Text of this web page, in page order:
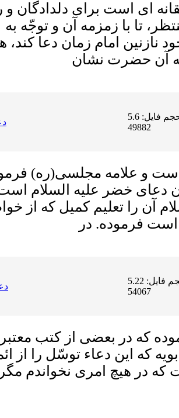
اى است براى دلدادگان
تا با زمزمه آن و توجّه به
نازنین امام زمان دعا
حجم فایل: 5.6 MB | دریافت ها:
49882
است و علامه مجلسى(ره)
دعاى خضر عليه السلام
آن را تعليم كميل كه از
حجم فایل: 5.22 MB | دریافت ها:
54067
كه در بعضى از كتب
كه اين دعاء توسّل را از
در هيچ امرى نخواندم مگر